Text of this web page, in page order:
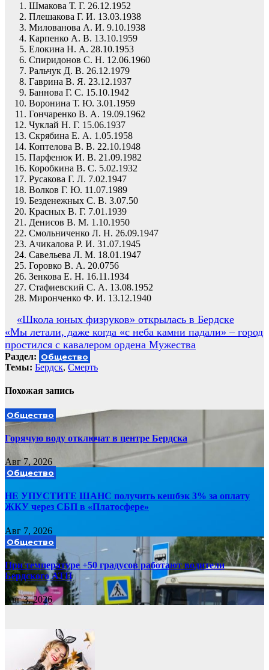
Шмакова Т. Г. 26.12.1952
Плешакова Г. И. 13.03.1938
Милованова А. И. 9.10.1938
Карпенко А. В. 13.10.1959
Елокина Н. А. 28.10.1953
Спиридонов С. Н. 12.06.1960
Ральчук Д. В. 26.12.1979
Гаврина В. Я. 23.12.1937
Баннова Г. С. 15.10.1942
Воронина Т. Ю. 3.01.1959
Гончаренко В. А. 19.09.1962
Чуклай Н. Г. 15.06.1937
Скрябина Е. А. 1.05.1958
Коптелова В. В. 22.10.1948
Парфенюк И. В. 21.09.1982
Коробкина В. С. 5.02.1932
Русакова Г. Л. 7.02.1947
Волков Г. Ю. 11.07.1989
Безденежных С. В. 3.07.50
Красных В. Г. 7.01.1939
Денисов В. М. 1.10.1950
Смольниченко Л. Н. 26.09.1947
Ачикалова Р. И. 31.07.1945
Савельева Л. М. 18.01.1947
Горовко В. А. 20.0756
Зенкова Е. Н. 16.11.1934
Стафиевский С. А. 13.08.1952
Миронченко Ф. И. 13.12.1940
Навигация
по
записям
«Школа юных физруков» открылась в Бердске
«Мы летали, даже когда «с неба камни падали» – город
простился с кавалером ордена Мужества
Раздел: Общество
Темы: Бердск, Смерть
Похожая запись
Общество
Горячую воду отключат в центре Бердска
Авг 7, 2026
Общество
НЕ УПУСТИТЕ ШАНС получить кешбэк 3% за оплату
ЖКУ через СБП в «Платосфере»
Авг 7, 2026
Общество
При температуре +50 градусов работают водители
Бердского АТП
Авг 3, 2026